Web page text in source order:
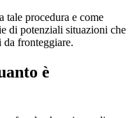
tale procedura e come
di potenziali situazioni che
da fronteggiare.
è